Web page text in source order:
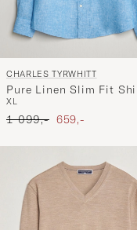
CHARLES TYRWHITT
Pure Linen Slim Fit
Ocean Blue
XL
Ordinær pris
1 099,- Nedsatt pris
659,-